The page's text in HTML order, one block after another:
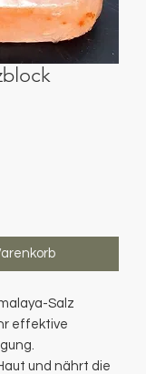
Salz
effektive
und nährt die